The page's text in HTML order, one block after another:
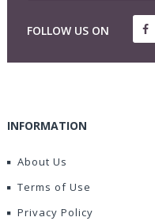
FOLLOW US ON
INFORMATION
About Us
Terms of Use
Privacy Policy